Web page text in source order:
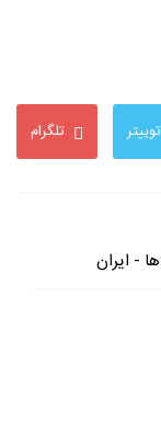
توییتر تلگرام
- ایران